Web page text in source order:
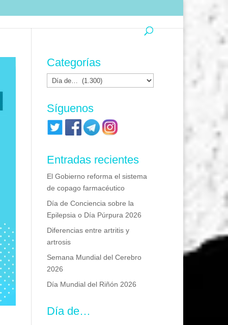
Categorías
Categorías
Síguenos
Entradas recientes
El Gobierno reforma el sistema
de copago farmacéutico
Día de Conciencia sobre la
Epilepsia o Día Púrpura 2026
Diferencias entre artritis y
artrosis
Semana Mundial del Cerebro
2026
Día Mundial del Riñón 2026
Día de…